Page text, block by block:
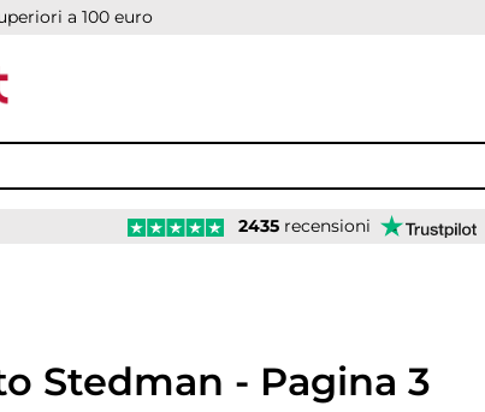
a 100 euro
2435 recensioni
Stedman - Pagina 3